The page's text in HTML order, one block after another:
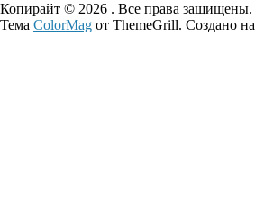
Копирайт © 2026 . Все права защищены.
Тема ColorMag от ThemeGrill. Создано на